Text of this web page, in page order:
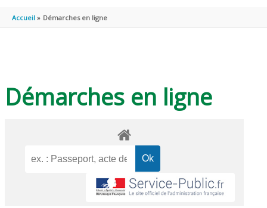
Accueil Démarches en ligne
Démarches en ligne